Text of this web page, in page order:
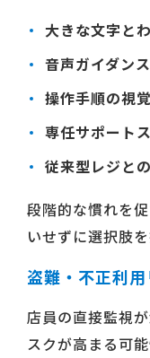
大きな文字と
音声ガイダン
操作手順の視
専任サポート
従来型レジと
段階的な慣れを
いせずに選択肢
盗難・不正利
店員の直接監視
スクが高まる可